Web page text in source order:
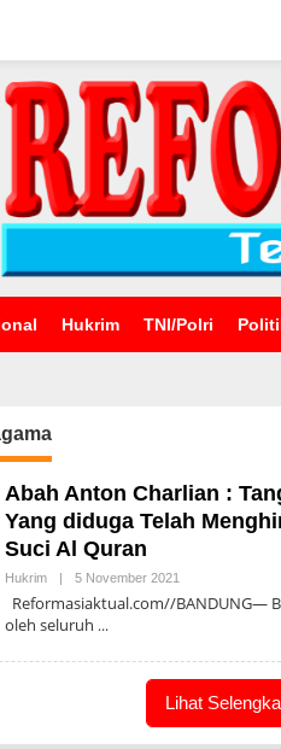
Hukrim TNI/Polri
Abah Anton Charlian :
Yang diduga Telah
Suci Al Quran
Hukrim | 5 November 2021
Reformasiaktual.com//BANDUNG—
oleh seluruh
Lihat